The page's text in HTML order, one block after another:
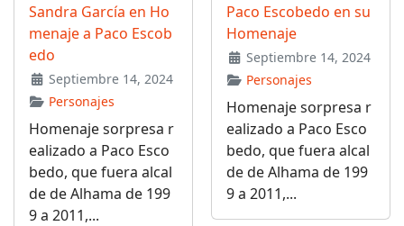
Sandra García en Ho
menaje a Paco Escob
edo
Septiembre 14, 2024
Personajes
Homenaje sorpresa r
ealizado a Paco Esco
bedo, que fuera alcal
de de Alhama de 199
9 a 2011,...
Paco Escobedo en su
Homenaje
Septiembre 14, 2024
Personajes
Homenaje sorpresa r
ealizado a Paco Esco
bedo, que fuera alcal
de de Alhama de 199
9 a 2011,...